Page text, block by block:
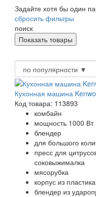
Задайте хотя бы один
сбросить фильтры
поиск
Кухонная машина
Код товара: 113893
комбайн
мощность 1000 Вт
блендер
для большого
пресс для
соковыжималка
мясорубка
корпус из пластика
блендер из